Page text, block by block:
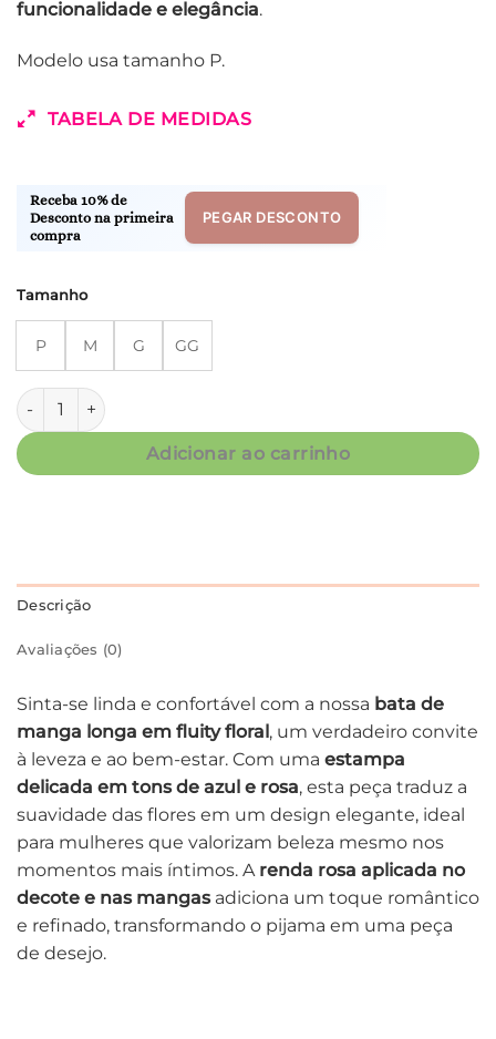
funcionalidade e elegância.
Modelo usa tamanho P.
TABELA DE MEDIDAS
Receba 10% de
Desconto na primeira
compra
PEGAR DESCONTO
Tamanho
P M G GG
Bata Manga Longa - Fluity Floral Rosa e Azul - Col. Zuzu
Adicionar ao carrinho
Descrição
Avaliações (0)
Sinta-se linda e confortável com a nossa bata de
manga longa em fluity floral , um verdadeiro convite
à leveza e ao bem-estar. Com uma estampa
delicada em tons de azul e rosa, esta peça traduz a
suavidade das flores em um design elegante, ideal
para mulheres que valorizam beleza mesmo nos
momentos mais íntimos. A renda rosa aplicada no
decote e nas mangasadiciona um toque romântico
e refinado, transformando o pijama em uma peça
de desejo.